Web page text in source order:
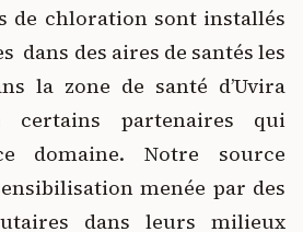
de chloration sont installés
dans des aires de santés les
la zone de santé d’Uvira
certains partenaires qui
domaine. Notre source
menée par des
dans leurs milieux